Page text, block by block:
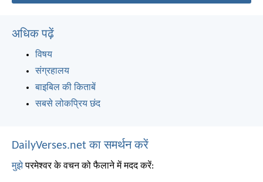
अधिक पढ़ें
विषय
संग्रहालय
बाइबिल की किताबें
सबसे लोकप्रिय छंद
DailyVerses.net का समर्थन करें
मुझेपरमेश्वर के वचन को फैलाने में मदद करें: